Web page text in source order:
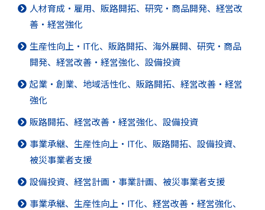
人材育成・雇用、販路開拓、研究・商品開発、経営改
善・経営強化
生産性向上・IT化、販路開拓、海外展開、研究・商品
開発、経営改善・経営強化、設備投資
起業・創業、地域活性化、販路開拓、経営改善・経営
強化
販路開拓、経営改善・経営強化、設備投資
事業承継、生産性向上・IT化、販路開拓、設備投資、
被災事業者支援
設備投資、経営計画・事業計画、被災事業者支援
事業承継、生産性向上・IT化、経営改善・経営強化、